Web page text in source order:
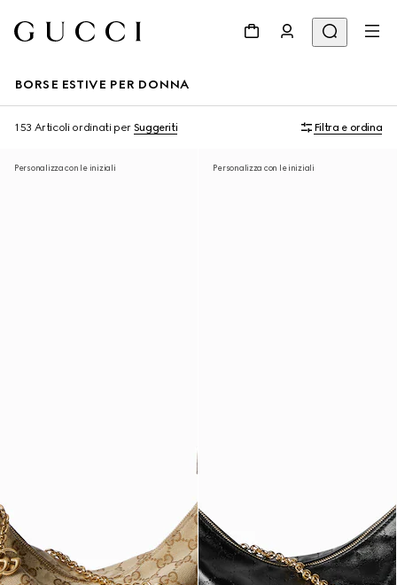
BORSE ESTIVE PER DONNA
153 Articoli ordinati per Suggeriti Filtra e ordina
Personalizza con le iniziali Personalizza con le iniziali